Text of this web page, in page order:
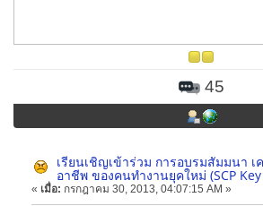
45
เรียนเชิญเข้าร่วม การอบรมสัมมนา เ
อาชีพ ของคนทำงานยุคใหม่ (SCP
« เมื่อ: กรกฎาคม 30, 2013, 04:07:15 AM »